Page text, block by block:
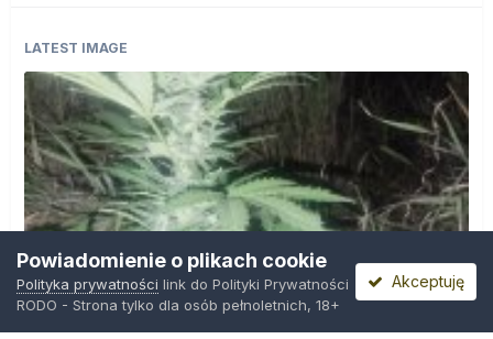
LATEST IMAGE
Powiadomienie o plikach cookie
Polityka prywatności link do Polityki Prywatności
RODO - Strona tylko dla osób pełnoletnich, 18+
Akceptuję